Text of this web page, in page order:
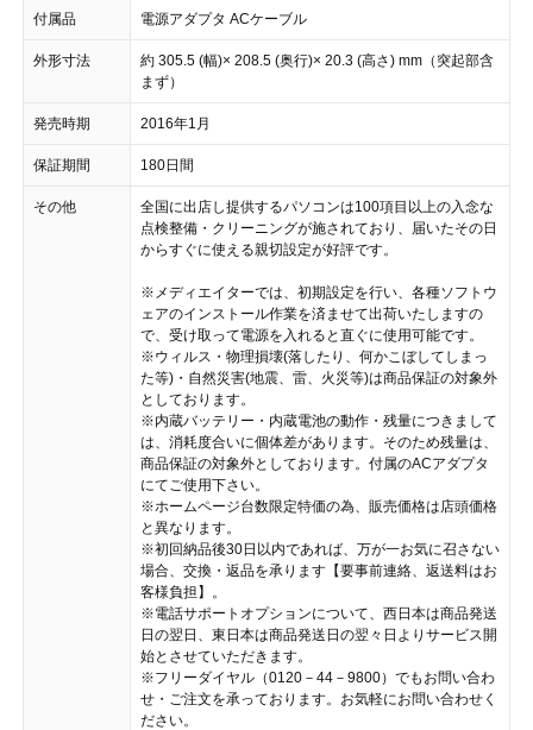
付属品 電源アダプタ ACケーブル
外形寸法
約 305.5 (幅)× 208.5 (奥行)× 20.3 (高さ) mm（突起部含
まず）
発売時期 2016年1月
保証期間 180日間
その他
全国に出店し提供するパソコンは100項目以上の入念な
点検整備・クリーニングが施されており、届いたその日
からすぐに使える親切設定が好評です。
※メディエイターでは、初期設定を行い、各種ソフトウ
ェアのインストール作業を済ませて出荷いたしますの
で、受け取って電源を入れると直ぐに使用可能です。
※ウィルス・物理損壊(落したり、何かこぼしてしまっ
た等)・自然災害(地震、雷、火災等)は商品保証の対象外
としております。
※内蔵バッテリー・内蔵電池の動作・残量につきまして
は、消耗度合いに個体差があります。そのため残量は、
商品保証の対象外としております。付属のACアダプタ
にてご使用下さい。
※ホームページ台数限定特価の為、販売価格は店頭価格
と異なります。
※初回納品後30日以内であれば、万が一お気に召さない
場合、交換・返品を承ります【要事前連絡、返送料はお
客様負担】。
※電話サポートオプションについて、西日本は商品発送
日の翌日、東日本は商品発送日の翌々日よりサービス開
始とさせていただきます。
※フリーダイヤル（0120－44－9800）でもお問い合わ
せ・ご注文を承っております。お気軽にお問い合わせく
ださい。